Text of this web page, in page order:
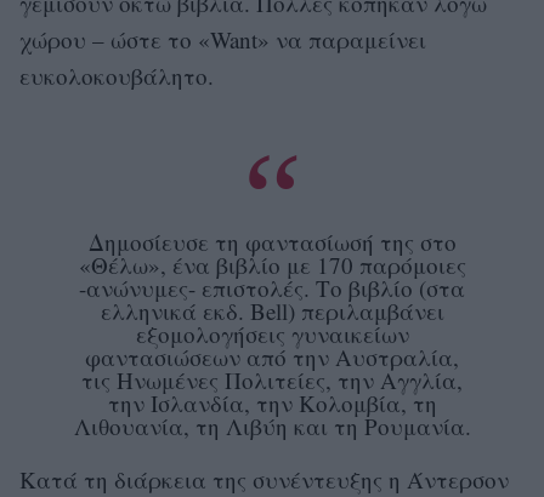
χώρου – ώστε το «Want» να παραμείνει
ευκολοκουβάλητο.
Δημοσίευσε τη φαντασίωσή της στο
«Θέλω», ένα βιβλίο με 170 παρόμοιες
-ανώνυμες- επιστολές. Το βιβλίο (στα
ελληνικά εκδ. Bell) περιλαμβάνει
εξομολογήσεις γυναικείων
φαντασιώσεων από την Αυστραλία,
τις Ηνωμένες Πολιτείες, την Αγγλία,
την Ισλανδία, την Κολομβία, τη
Λιθουανία, τη Λιβύη και τη Ρουμανία.
Κατά τη διάρκεια της συνέντευξης η Άντερσον